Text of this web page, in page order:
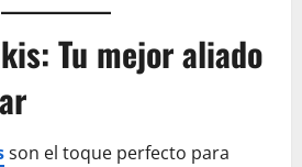
Tu mejor aliado
son el toque perfecto para